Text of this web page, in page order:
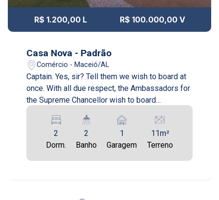
R$ 1.200,00 L R$ 100.000,00 V
Casa Nova - Padrão
Comércio - Maceió/AL
Captain. Yes, sir? Tell them we wish to board at
once. With all due respect, the Ambassadors for
the Supreme Chancellor wish to board
immediately. Yes, yes, of course, as you know,
our blockade is perfectly legal, and we'd be
happy to receive the Ambassador.
2
Dorm.
2
Banho
1
Garagem
11m²
Terreno